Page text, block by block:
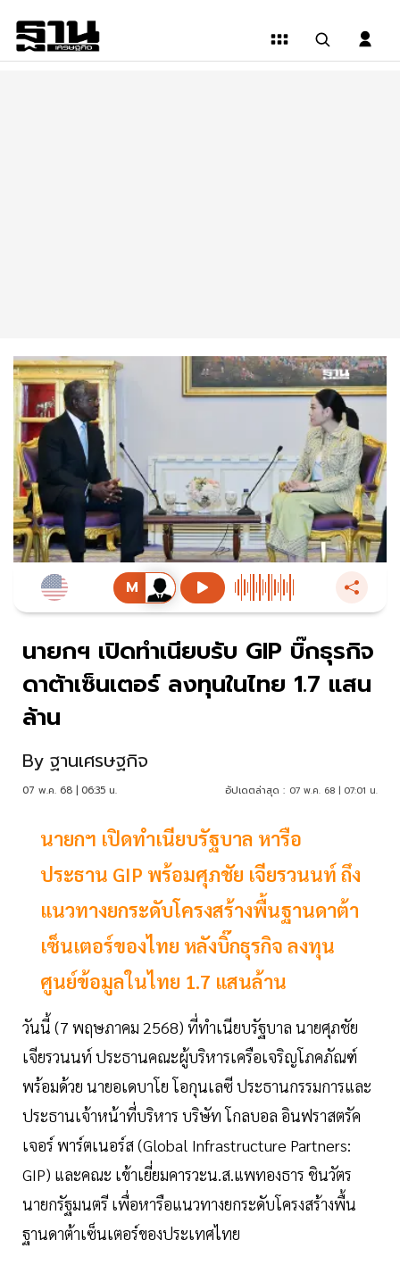
นายกฯ เปิดทำเนียบรับ GIP บิ๊กธุรกิจ
ดาต้าเซ็นเตอร์ ลงทุนในไทย 1.7 แสน
ล้าน
By ฐานเศรษฐกิจ
07 พ.ค. 68 | 06:35 น. อัปเดตล่าสุด : 07 พ.ค. 68 | 07:01 น.
นายกฯ เปิดทำเนียบรัฐบาล หารือ
ประธาน GIP พร้อมศุภชัย เจียรวนนท์ ถึง
แนวทางยกระดับโครงสร้างพื้นฐานดาต้า
เซ็นเตอร์ของไทย หลังบิ๊กธุรกิจ ลงทุน
ศูนย์ข้อมูลในไทย 1.7 แสนล้าน
วันนี้ (7 พฤษภาคม 2568) ที่ทำเนียบรัฐบาล นายศุภชัย
เจียรวนนท์ ประธานคณะผู้บริหารเครือเจริญโภคภัณฑ์
พร้อมด้วย นายอเดบาโย โอกุนเลซี ประธานกรรมการและ
ประธานเจ้าหน้าที่บริหาร บริษัท โกลบอล อินฟราสตรัค
เจอร์ พาร์ตเนอร์ส (Global Infrastructure Partners:
GIP) และคณะ เข้าเยี่ยมคารวะน.ส.แพทองธาร ชินวัตร
นายกรัฐมนตรี เพื่อหารือแนวทางยกระดับโครงสร้างพื้น
ฐานดาต้าเซ็นเตอร์ของประเทศไทย